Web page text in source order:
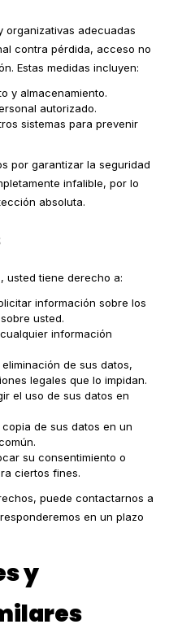
organizativas adecuadas
contra pérdida, acceso no
Estas medidas incluyen:
y almacenamiento.
autorizado.
sistemas para prevenir
por garantizar la seguridad
infalible, por lo
absoluta.
usted tiene derecho a:
información sobre los
usted.
información
de sus datos,
legales que lo impidan.
el uso de sus datos en
de sus datos en un
su consentimiento o
ciertos fines.
puede contactarnos a
en un plazo
y